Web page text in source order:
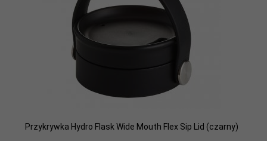
Przykrywka Hydro Flask Wide Mouth Flex Sip Lid (czarny)